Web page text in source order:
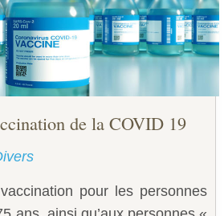
de la COVID 19
pour les personnes